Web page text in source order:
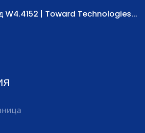
W4.4152 | Toward Technologies...